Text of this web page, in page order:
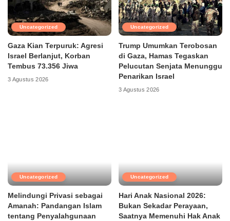
Uncategorized
Gaza Kian Terpuruk: Agresi
Israel Berlanjut, Korban
Tembus 73.356 Jiwa
3 Agustus 2026
Uncategorized
Trump Umumkan Terobosan
di Gaza, Hamas Tegaskan
Pelucutan Senjata Menunggu
Penarikan Israel
3 Agustus 2026
Uncategorized
Melindungi Privasi sebagai
Amanah: Pandangan Islam
tentang Penyalahgunaan
Uncategorized
Hari Anak Nasional 2026:
Bukan Sekadar Perayaan,
Saatnya Memenuhi Hak Anak